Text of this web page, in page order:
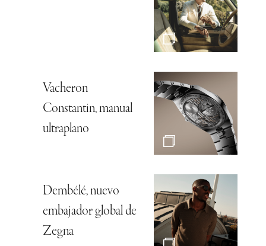
Vacheron
Constantin, manual
ultraplano
Dembélé, nuevo
embajador global de
Zegna